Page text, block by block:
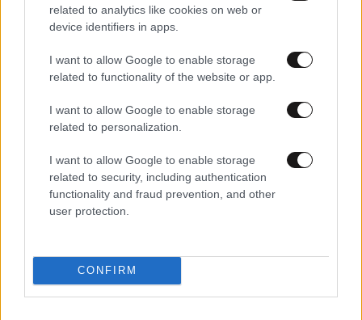
related to analytics like cookies on web or
device identifiers in apps.
I want to allow Google to enable storage
related to functionality of the website or app.
I want to allow Google to enable storage
related to personalization.
I want to allow Google to enable storage
related to security, including authentication
functionality and fraud prevention, and other
user protection.
CONFIRM